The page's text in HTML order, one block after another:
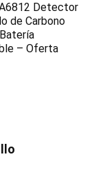
Detector
de Carbono
– Oferta